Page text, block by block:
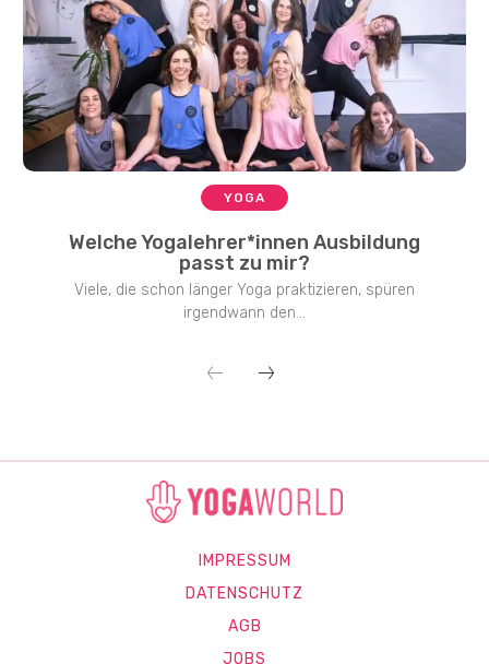
YOGA
Welche Yogalehrer*innen Ausbildung
passt zu mir?
Viele, die schon länger Yoga praktizieren, spüren
irgendwann den...
IMPRESSUM
DATENSCHUTZ
AGB
JOBS